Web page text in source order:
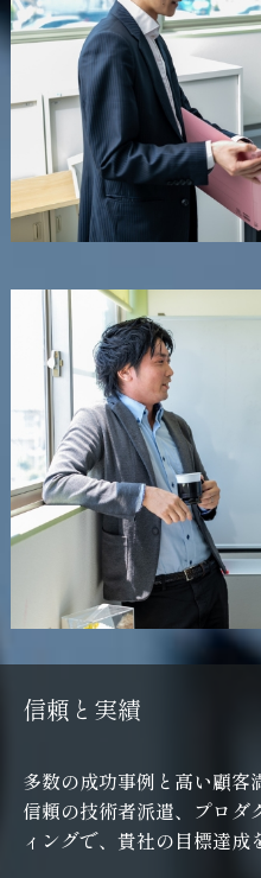
信頼 と 実績
多数の成功事例と高い顧客
信頼の技術者派遣、プロ
ィングで、貴社の目標達成